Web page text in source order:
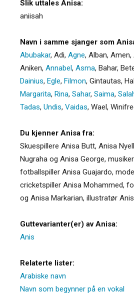
Slik uttales Anisa:
aniisah
Navn i samme sjanger som
Abubakar, Adi, Agne, Alban, Amen,
Aniken, Annabel, Asma, Bahar,
Dainius, Egle, Filmon, Gintautas,
Margarita, Rina, Sahar, Saima,
Tadas, Undis, Vaidas, Wael,
Du kjenner Anisa fra:
Skuespillere Anisa Butt, Anisa
Nugraha og Anisa George,
fotballspiller Anisa Guajardo,
cricketspiller Anisa Mohammed,
og Anisa Markarian, illustratør
Guttevarianter(er) av Anisa:
Anis
Relaterte lister:
Arabiske navn
Navn som begynner på en vokal